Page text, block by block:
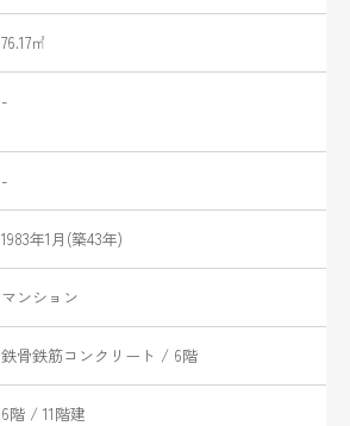
76.17㎡
-
-
1983年1月(築43年)
マンション
鉄骨鉄筋コンクリート / 6階
6階 / 11階建